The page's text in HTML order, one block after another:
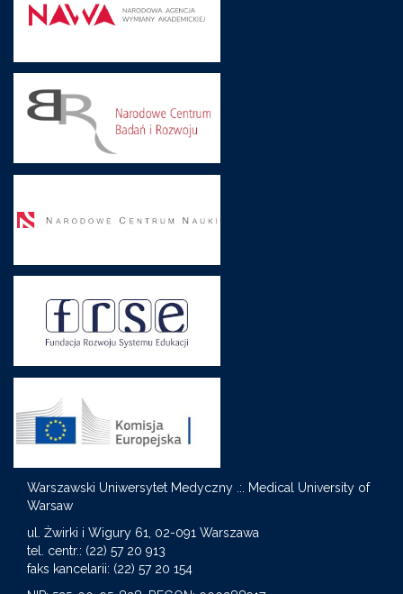
Warszawski Uniwersytet Medyczny .:. Medical University of
Warsaw
ul. Żwirki i Wigury 61, 02-091 Warszawa
tel. centr.: (22) 57 20 913
faks kancelarii: (22) 57 20 154